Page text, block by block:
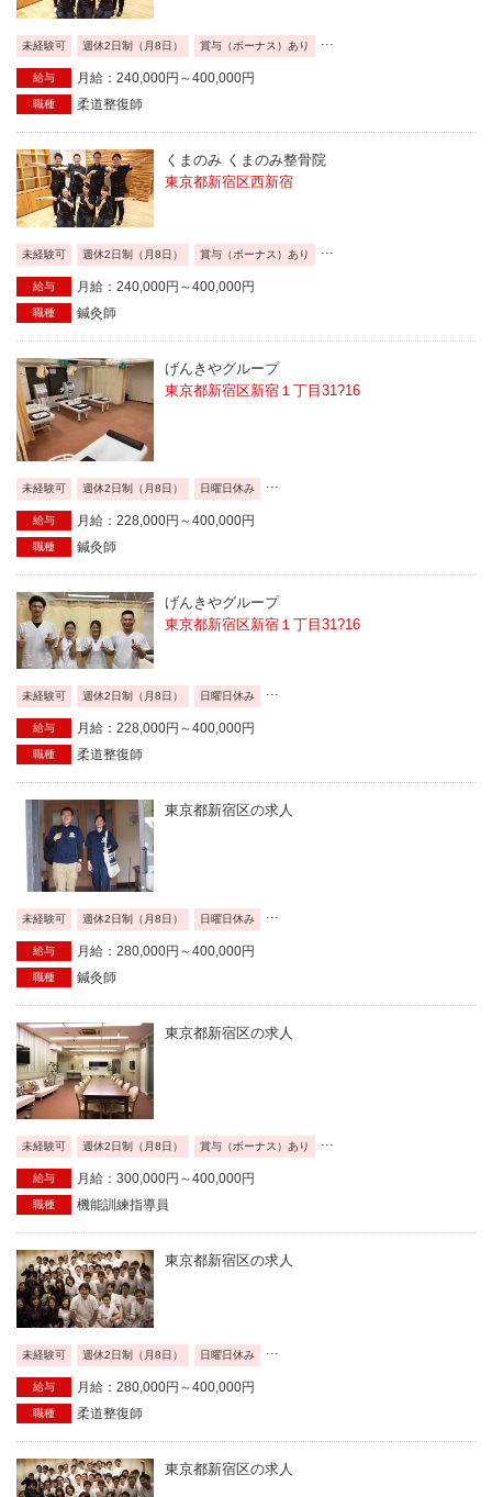
未経験可 週休2日制（月8日） 賞与（ボーナス）あり ...
給与 月給：240,000円～400,000円
職種 柔道整復師
くまのみ くまのみ整骨院
東京都新宿区西新宿
未経験可 週休2日制（月8日） 賞与（ボーナス）あり
給与 月給：240,000円～400,000円
職種 鍼灸師
げんきやグループ
東京都新宿区新宿１丁目31?16
未経験可 週休2日制（月8日） 日曜日休み ...
給与 月給：228,000円～400,000円
職種 鍼灸師
げんきやグループ
東京都新宿区新宿１丁目31?16
未経験可 週休2日制（月8日） 日曜日休み ...
給与 月給：228,000円～400,000円
職種 柔道整復師
東京都新宿区の求人
未経験可 週休2日制（月8日） 日曜日休み
給与 月給：280,000円～400,000円
職種 鍼灸師
東京都新宿区の求人
未経験可 週休2日制（月8日） 賞与（ボーナス）あり ...
給与 月給：300,000円～400,000円
職種 機能訓練指導員
東京都新宿区の求人
未経験可 週休2日制（月8日） 日曜日休み ...
給与 月給：280,000円～400,000円
職種 柔道整復師
東京都新宿区の求人